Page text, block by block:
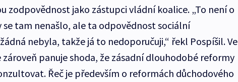
zodpovědnost jako zástupci vládní koalice. „To není o
tam nenašlo, ale ta odpovědnost sociální
nebyla, takže já to nedoporučuji,“ řekl Pospíšil. Ve
panuje shoda, že zásadní dlouhodobé reformy
Řeč je především o reformách důchodového